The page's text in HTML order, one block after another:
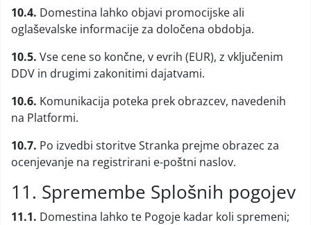
10.4. Domestina lahko objavi promocijske ali
oglaševalske informacije za določena obdobja.
10.5. Vse cene so končne, v evrih (EUR), z vključenim
DDV in drugimi zakonitimi dajatvami.
10.6. Komunikacija poteka prek obrazcev, navedenih
na Platformi.
10.7. Po izvedbi storitve Stranka prejme obrazec za
ocenjevanje na registrirani e-poštni naslov.
11. Spremembe Splošnih pogojev
11.1. Domestina lahko te Pogoje kadar koli spremeni;